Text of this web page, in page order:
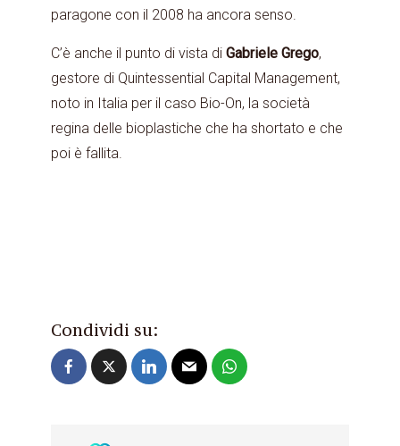
paragone con il 2008 ha ancora senso.
C’è anche il punto di vista di Gabriele Grego,
gestore di Quintessential Capital Management,
noto in Italia per il caso Bio-On, la società
regina delle bioplastiche che ha shortato e che
poi è fallita.
Condividi su: